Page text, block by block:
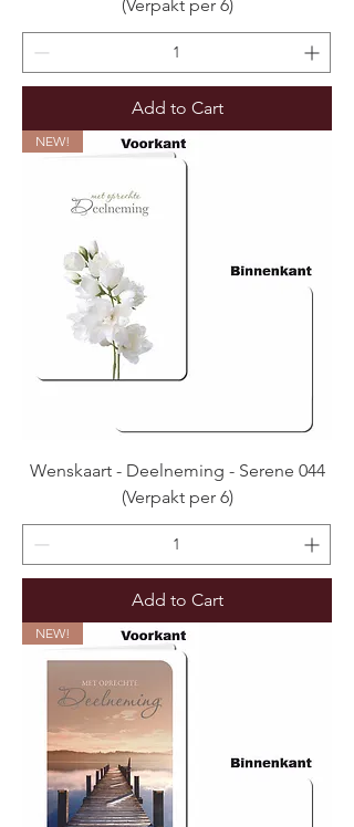
(Verpakt per 6)
Add to Cart
NEW!
Wenskaart - Deelneming - Serene 044
(Verpakt per 6)
Add to Cart
NEW!